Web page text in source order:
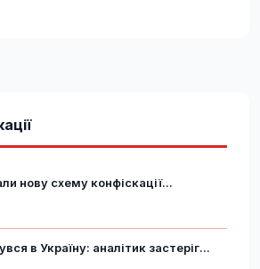
нову схему конфіскації...
в Україну: аналітик застеріг...